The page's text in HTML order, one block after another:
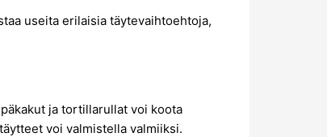
useita erilaisia täytevaihtoehtoja,
ja tortillarullat voi koota
voi valmistella valmiiksi.